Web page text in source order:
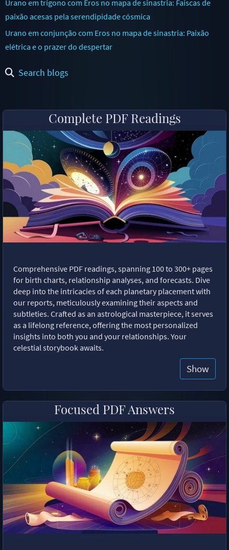
Urano em trígono com Eros no mapa de sinastria: Faíscas de
paixão acesas pela serendipidade cósmica
Urano em conjunção com Eros no mapa de sinastria: Paixão
elétrica e o prazer do despertar
Search blogs
Complete PDF Readings
Comprehensive PDF readings, spanning 100 to 300+ pages
for birth charts, relationship analyses, and forecasts. Dive
deep into the intricacies of each planetary placement with
our reports, meticulously examining their aspects and
subtleties. Crafted as an astrological masterpiece, it serves
as a lifelong reference, offering the most personalized
insights into both you and your relationships. Your
celestial storybook awaits.
Show
Focused PDF Answers